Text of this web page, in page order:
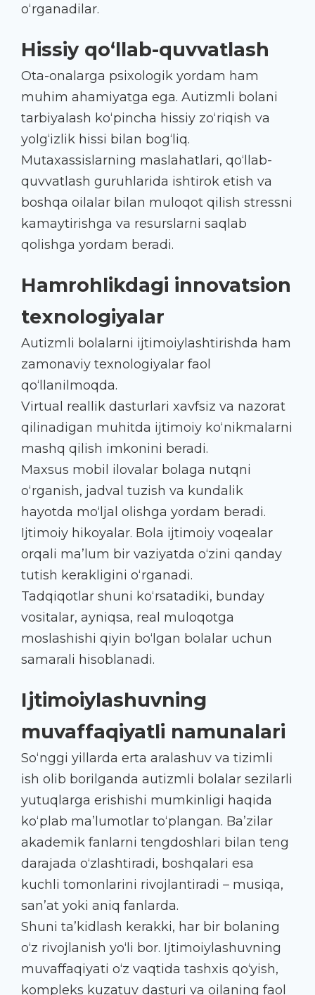
o‘rganadilar.
Hissiy qo‘llab-quvvatlash
Ota-onalarga psixologik yordam ham
muhim ahamiyatga ega. Autizmli bolani
tarbiyalash ko‘pincha hissiy zo‘riqish va
yolg‘izlik hissi bilan bog‘liq.
Mutaxassislarning maslahatlari, qo‘llab-
quvvatlash guruhlarida ishtirok etish va
boshqa oilalar bilan muloqot qilish stressni
kamaytirishga va resurslarni saqlab
qolishga yordam beradi.
Hamrohlikdagi innovatsion
texnologiyalar
Autizmli bolalarni ijtimoiylashtirishda ham
zamonaviy texnologiyalar faol
qo‘llanilmoqda.
Virtual reallik dasturlari xavfsiz va nazorat
qilinadigan muhitda ijtimoiy ko‘nikmalarni
mashq qilish imkonini beradi.
Maxsus mobil ilovalar bolaga nutqni
o‘rganish, jadval tuzish va kundalik
hayotda mo‘ljal olishga yordam beradi.
Ijtimoiy hikoyalar. Bola ijtimoiy voqealar
orqali ma’lum bir vaziyatda o‘zini qanday
tutish kerakligini o‘rganadi.
Tadqiqotlar shuni ko‘rsatadiki, bunday
vositalar, ayniqsa, real muloqotga
moslashishi qiyin bo‘lgan bolalar uchun
samarali hisoblanadi.
Ijtimoiylashuvning
muvaffaqiyatli namunalari
So‘nggi yillarda erta aralashuv va tizimli
ish olib borilganda autizmli bolalar sezilarli
yutuqlarga erishishi mumkinligi haqida
ko‘plab ma’lumotlar to‘plangan. Ba’zilar
akademik fanlarni tengdoshlari bilan teng
darajada o‘zlashtiradi, boshqalari esa
kuchli tomonlarini rivojlantiradi – musiqa,
san’at yoki aniq fanlarda.
Shuni ta’kidlash kerakki, har bir bolaning
o‘z rivojlanish yo‘li bor. Ijtimoiylashuvning
muvaffaqiyati o‘z vaqtida tashxis qo‘yish,
kompleks kuzatuv dasturi va oilaning faol